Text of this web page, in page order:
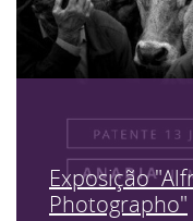
Exposição
Photographo"